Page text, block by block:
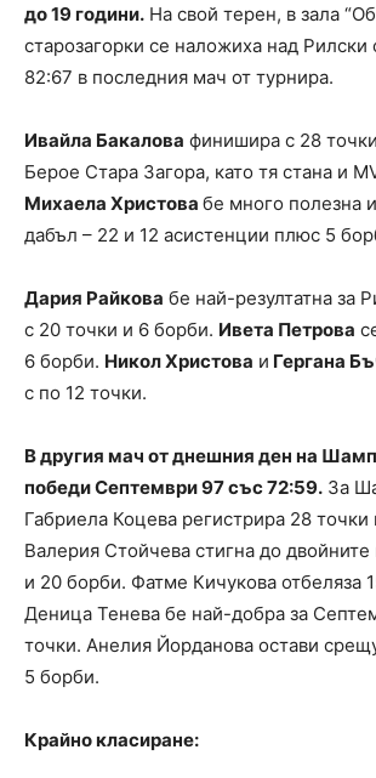
до 19 години. На свой терен, в зала
старозагорки се наложиха над Рилски
82:67 в последния мач от турнира.
Ивайла Бакалова финишира с 28
Берое Стара Загора, като тя стана и
Михаела Христова бе много полезна
дабъл – 22 и 12 асистенции плюс 5
Дария Райкова бе най-резултатна за
с 20 точки и 6 борби. Ивета Петрова
6 борби. Никол Христова и Гергана
с по 12 точки.
В другия мач от днешния ден на
победи Септември 97 със 72:59. За
Габриела Коцева регистрира 28 точки
Валерия Стойчева стигна до двойните
и 20 борби. Фатме Кичукова отбеляза
Деница Тенева бе най-добра за
точки. Анелия Йорданова остави
5 борби.
Крайно класиране: